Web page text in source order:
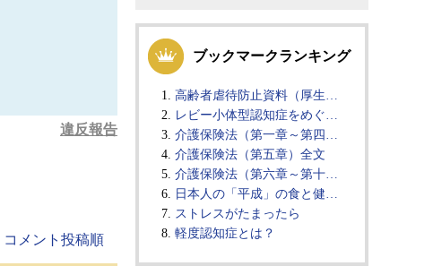
違反報告
コメント投稿順
ブックマークランキング
高齢者虐待防止資料（厚生…
レビー小体型認知症をめぐ…
介護保険法（第一章～第四…
介護保険法（第五章）全文
介護保険法（第六章～第十…
日本人の「平成」の食と健…
ストレスがたまったら
軽度認知症とは？